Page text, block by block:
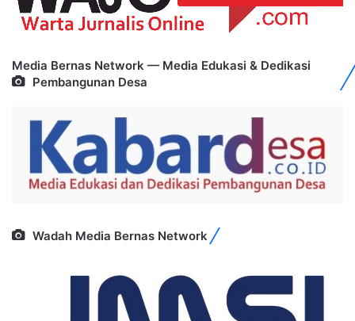
Media Bernas Network — Media Edukasi & Dedikasi
Pembangunan Desa
Wadah Media Bernas Network